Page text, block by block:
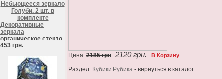
Небьющееся зеркало
Голуби. 2 шт. в
комплекте
Декоративные
зеркала
органическое стекло.
453 грн.
Цена: 2185 грн 2120 грн. В Корзину
Раздел: Кубики Рубика - вернуться в каталог